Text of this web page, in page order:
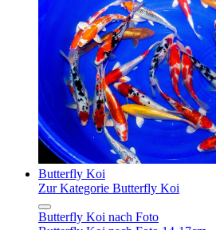
Butterfly Koi
Zur Kategorie Butterfly Koi
Butterfly Koi nach Foto